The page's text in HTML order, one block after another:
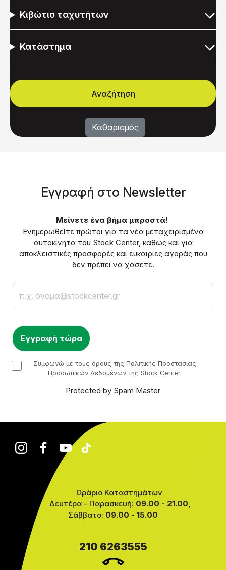
Κιβώτιο ταχυτήτων
Κατάστημα
Eγγραφή στο Νewsletter
Μείνετε ένα βήμα μπροστά!
Ενημερωθείτε πρώτοι για τα νέα μεταχειρισμένα
αυτοκίνητα του Stock Center, καθώς και για
αποκλειστικές προσφορές και ευκαιρίες αγοράς που
δεν πρέπει να χάσετε.
checkbox
Συμφωνώ με τους όρους της Πολιτικής Προστασίας
Προσωπικών Δεδομένων της Stock Center.
Protected by Spam Master
Ωράριο Καταστημάτων
Δευτέρα - Παρασκευή: 09.00 - 21.00,
Σάββατο: 09.00 - 15.00
210 6263555